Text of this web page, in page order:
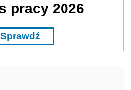
pracy 2026
Sprawdź